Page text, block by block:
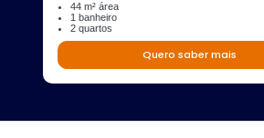
44 m² área
1 banheiro
2 quartos
Quero saber mais